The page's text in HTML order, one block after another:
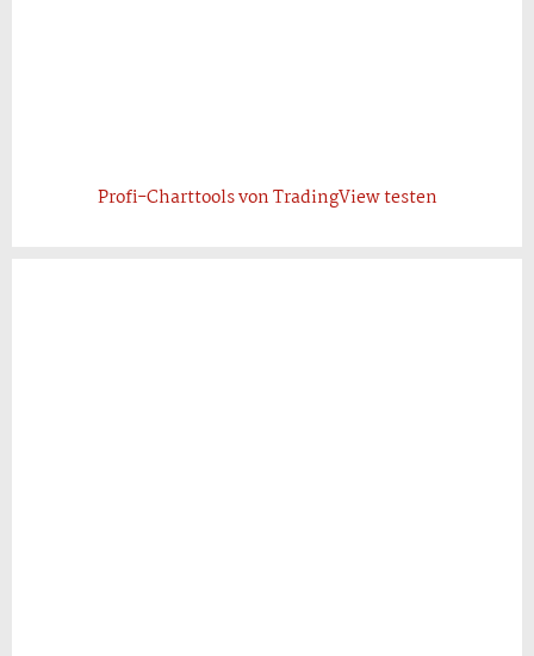
Profi-Charttools von TradingView testen